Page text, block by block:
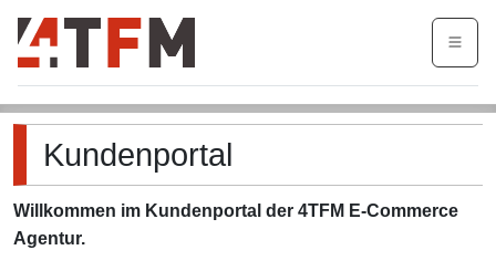
Login
Kundenportal
Willkommen im Kundenportal der 4TFM E-Commerce
Agentur.